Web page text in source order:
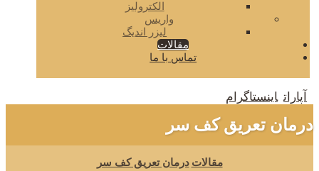
الکترولیز
واریس
لیزر اندیگ
مقالات
تماس با ما
آپارات اینستاگرام
درمان تعریق کف سر
مقالات درمان تعریق کف سر